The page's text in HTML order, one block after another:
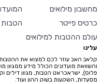
מחשבון מילואים
כרטיס פייטר
עולם ההטבות למילואים
הטבות
עלינו
קלאב האב עוזר לכם למצוא את ההטבות
והשוואת מועדונים הכולל מידע ממגוון
פלוס), ישראכראט הטבות, מגוון דילים
מסעדות, השקעות בשוק ההון ועוד.